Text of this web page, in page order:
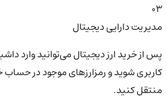
03
مدیریت دارایی دیجیتال
پس از خرید ارز دیجیتال می‌توانید وارد
کاربری شوید و رمزارزهای موجود در حساب
منتقل کنید.